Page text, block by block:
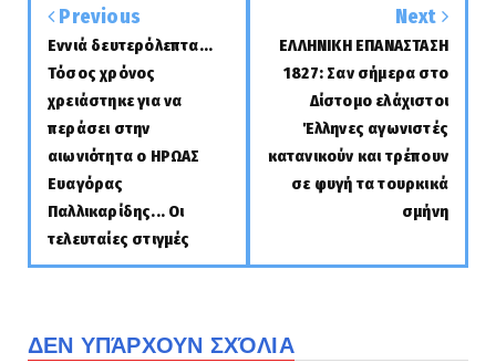
Previous
Εννιά δευτερόλεπτα...
Τόσος χρόνος
χρειάστηκε για να
περάσει στην
αιωνιότητα ο ΗΡΩΑΣ
Ευαγόρας
Παλλικαρίδης... Οι
τελευταίες στιγμές
Next
ΕΛΛΗΝΙΚΗ ΕΠΑΝΑΣΤΑΣΗ
1827: Σαν σήμερα στο
Δίστομο ελάχιστοι
Έλληνες αγωνιστές
κατανικούν και τρέπουν
σε φυγή τα τουρκικά
σμήνη
ΔΕΝ ΥΠΆΡΧΟΥΝ ΣΧΌΛΙΑ